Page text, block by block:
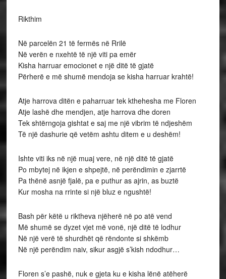
Rikthim
Në parcelën 21 të fermës në Rrilë
Në verën e nxehtë të një viti pa emër
Kisha harruar emocionet e një ditë të gjatë
Përherë e më shumë mendoja se kisha harruar krahtë!
Atje harrova ditën e paharruar tek kthehesha me Floren
Atje lashë dhe mendjen, atje harrova dhe doren
Tek shtërngoja gishtat e saj me një vibrim të ndjeshëm
Të një dashurie që vetëm ashtu ditem e u deshëm!
Ishte viti iks në një muaj vere, në një ditë të gjatë
Po mbytej në ikjen e shpejtë, në perëndimin e zjarrtë
Pa thënë asnjë fjalë, pa e puthur as ajrin, as buztë
Kur mosha na rrinte si një bluz e ngushtë!
Bash për këtë u riktheva njëherë në po atë vend
Më shumë se dyzet vjet më vonë, një ditë të lodhur
Në një verë të shurdhët që rëndonte si shkëmb
Në një perëndim naiv, sikur asgjë s’kish ndodhur…
Floren s’e pashë, nuk e gjeta ku e kisha lënë atëherë